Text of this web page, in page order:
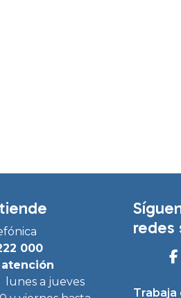
000
lunes a jueves
redes
Trabaja